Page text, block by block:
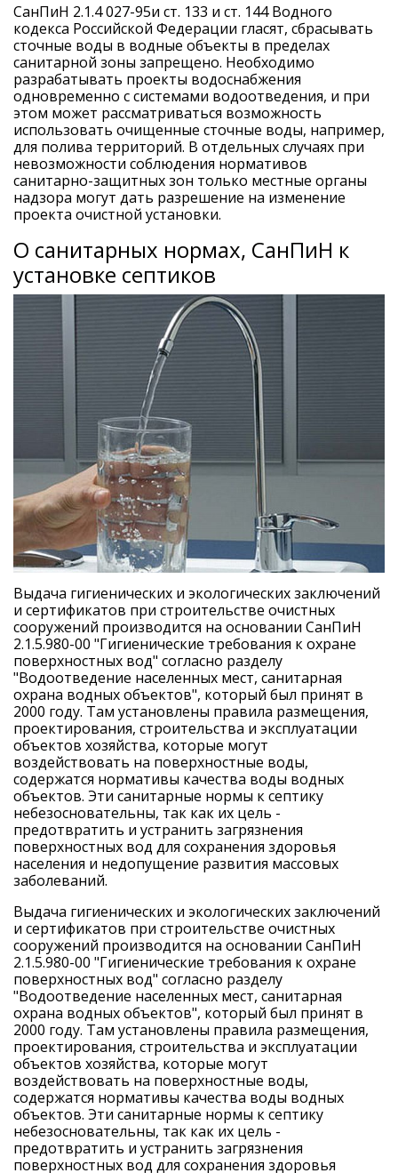
СанПиН 2.1.4 027-95и ст. 133 и ст. 144 Водного
кодекса Российской Федерации гласят, сбрасывать
сточные воды в водные объекты в пределах
санитарной зоны запрещено. Необходимо
разрабатывать проекты водоснабжения
одновременно с системами водоотведения, и при
этом может рассматриваться возможность
использовать очищенные сточные воды, например,
для полива территорий. В отдельных случаях при
невозможности соблюдения нормативов
санитарно-защитных зон только местные органы
надзора могут дать разрешение на изменение
проекта очистной установки.
О санитарных нормах, СанПиН к
установке септиков
Выдача гигиенических и экологических заключений
и сертификатов при строительстве очистных
сооружений производится на основании СанПиН
2.1.5.980-00 "Гигиенические требования к охране
поверхностных вод" согласно разделу
"Водоотведение населенных мест, санитарная
охрана водных объектов", который был принят в
2000 году. Там установлены правила размещения,
проектирования, строительства и эксплуатации
объектов хозяйства, которые могут
воздействовать на поверхностные воды,
содержатся нормативы качества воды водных
объектов. Эти санитарные нормы к септику
небезосновательны, так как их цель -
предотвратить и устранить загрязнения
поверхностных вод для сохранения здоровья
населения и недопущение развития массовых
заболеваний.
Выдача гигиенических и экологических заключений
и сертификатов при строительстве очистных
сооружений производится на основании СанПиН
2.1.5.980-00 "Гигиенические требования к охране
поверхностных вод" согласно разделу
"Водоотведение населенных мест, санитарная
охрана водных объектов", который был принят в
2000 году. Там установлены правила размещения,
проектирования, строительства и эксплуатации
объектов хозяйства, которые могут
воздействовать на поверхностные воды,
содержатся нормативы качества воды водных
объектов. Эти санитарные нормы к септику
небезосновательны, так как их цель -
предотвратить и устранить загрязнения
поверхностных вод для сохранения здоровья